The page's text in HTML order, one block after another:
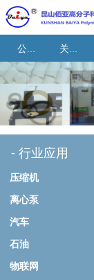
公司首页 关于我们
- 行业应用
压缩机
离心泵
汽车
石油
物联网